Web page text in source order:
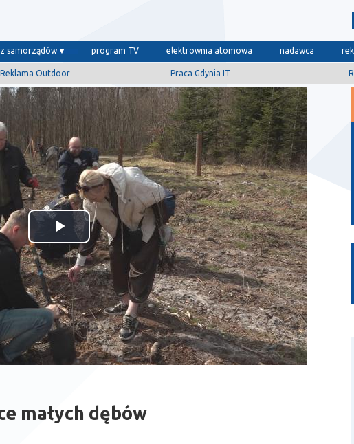
samorządów program TV elektrownia atomowa nadawca
Reklama Outdoor Praca Gdynia IT
Odtwórz
wideo
małych dębów